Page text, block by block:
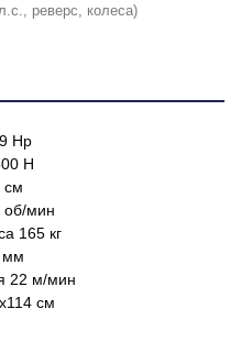
реверс, колеса)
Hp
Н
см
об/мин
165 кг
мм
22 м/мин
см